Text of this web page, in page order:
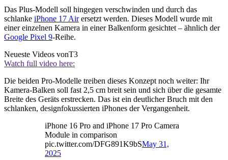
Das Plus-Modell soll hingegen verschwinden und durch das
schlanke iPhone 17 Airersetzt werden. Dieses Modell wurde mit
einer einzelnen Kamera in einer Balkenform gesichtet – ähnlich der
Google Pixel 9-Reihe.
Neueste Videos vonT3
Watch full video here:
Die beiden Pro-Modelle treiben dieses Konzept noch weiter: Ihr
Kamera-Balken soll fast 2,5 cm breit sein und sich über die gesamte
Breite des Geräts erstrecken. Das ist ein deutlicher Bruch mit den
schlanken, designfokussierten iPhones der Vergangenheit.
iPhone 16 Pro and iPhone 17 Pro Camera
Module in comparison
pic.twitter.com/DFG891K9bSMay 31,
2025